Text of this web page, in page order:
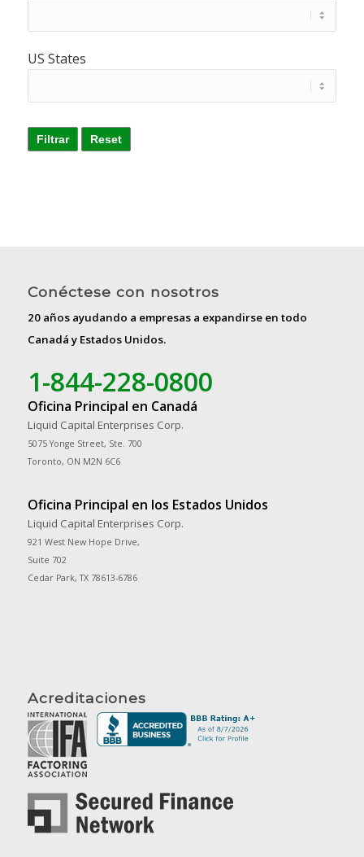
US States
Filtrar Reset
Conéctese con nosotros
20 años ayudando a empresas a expandirse en todo
Canadá y Estados Unidos.
1-844-228-0800
Oficina Principal en Canadá
Liquid Capital Enterprises Corp.
5075 Yonge Street, Ste. 700
Toronto, ON M2N 6C6
Oficina Principal en los Estados Unidos
Liquid Capital Enterprises Corp.
921 West New Hope Drive,
Suite 702
Cedar Park, TX 78613-6786
Acreditaciones